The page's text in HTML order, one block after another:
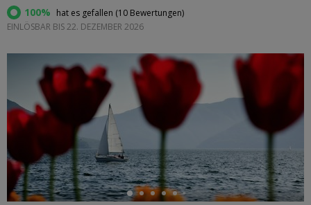
100% hat es gefallen (10 Bewertungen)
EINLÖSBAR BIS 22. DEZEMBER 2026